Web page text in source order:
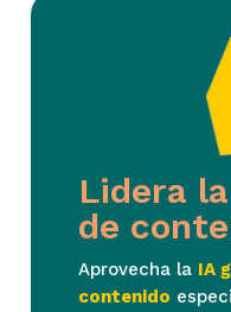
Lidera
de
Aprovecha la IA
contenido